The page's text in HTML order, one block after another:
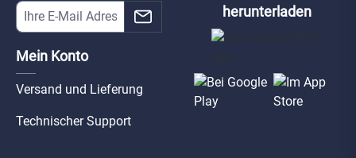
Mein Konto
Versand und Lieferung
Technischer Support
herunterladen